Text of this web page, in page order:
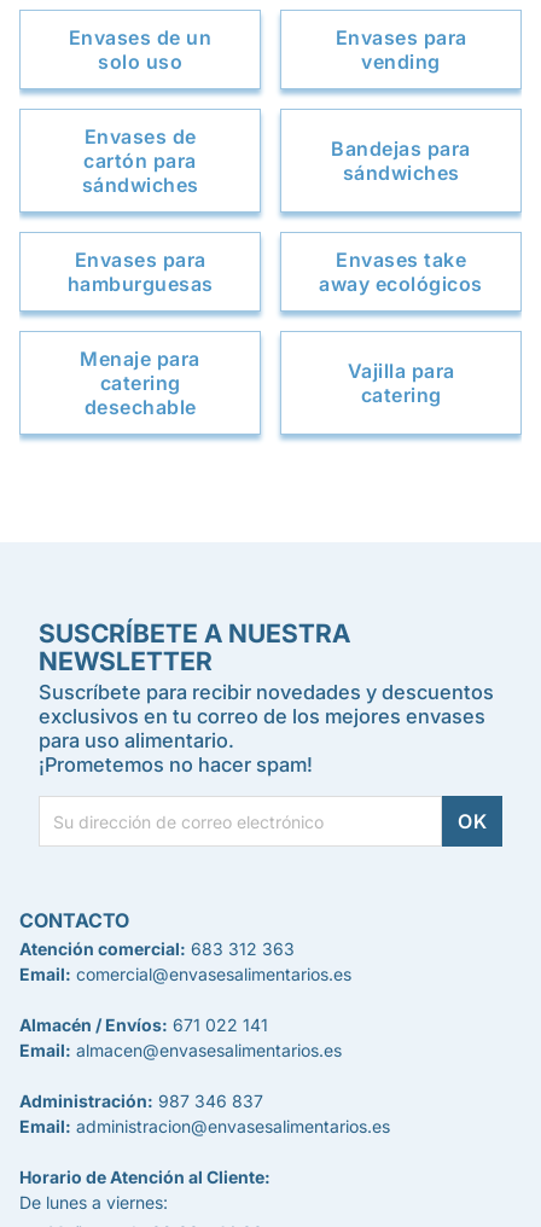
Envases de un
solo uso
Envases para
vending
Envases de
cartón para
sándwiches
Bandejas para
sándwiches
Envases para
hamburguesas
Envases take
away ecológicos
Menaje para
catering
desechable
Vajilla para
catering
SUSCRÍBETE A NUESTRA
NEWSLETTER
Suscríbete para recibir novedades y descuentos
exclusivos en tu correo de los mejores envases
para uso alimentario.
¡Prometemos no hacer spam!
CONTACTO
Atención comercial: 683 312 363
Email: comercial@envasesalimentarios.es
Almacén / Envíos: 671 022 141
Email: almacen@envasesalimentarios.es
Administración: 987 346 837
Email: administracion@envasesalimentarios.es
Horario de Atención al Cliente:
De lunes a viernes: